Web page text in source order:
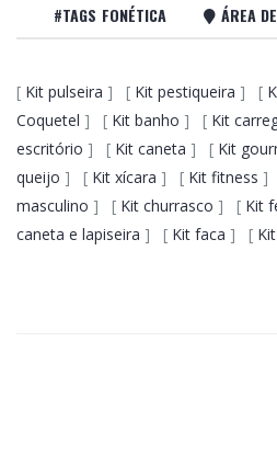
#TAGS FONÉTICA
ÁREA
[ Kit pulseira ] [ Kit pestiqueira ] [
Coquetel ] [ Kit banho ] [ Kit
escritório ] [ Kit caneta ] [ Kit
queijo ] [ Kit xícara ] [ Kit fitness ]
masculino ] [ Kit churrasco ] [ Kit
caneta e lapiseira ] [ Kit faca ] [ Kit